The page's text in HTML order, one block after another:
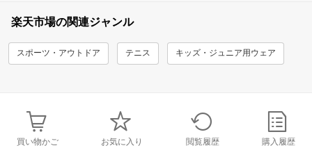
楽天市場の関連ジャンル
スポーツ・アウトドア テニス キッズ・ジュニア用ウェア
買い物かご お気に入り 閲覧履歴 購入履歴